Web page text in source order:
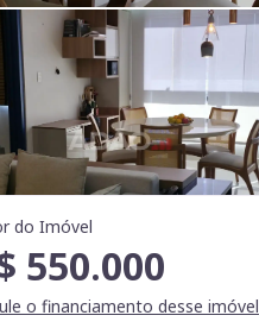
do Imóvel
550.000
o financiamento desse imóvel